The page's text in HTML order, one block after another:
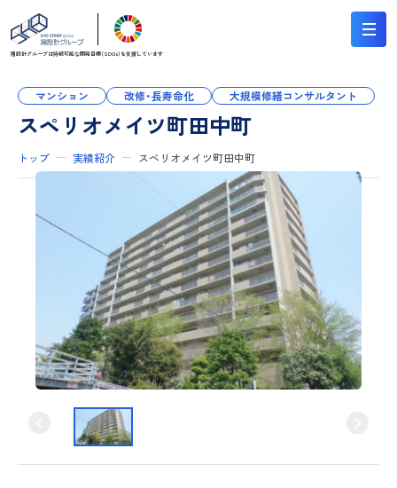
翔設計グループは持続可能な開発目標（SDGs）を支援しています
スペリオメイツ町田中町
マンション 改修・長寿命化 大規模修繕コンサルタント
トップ 実績紹介 スペリオメイツ町田中町